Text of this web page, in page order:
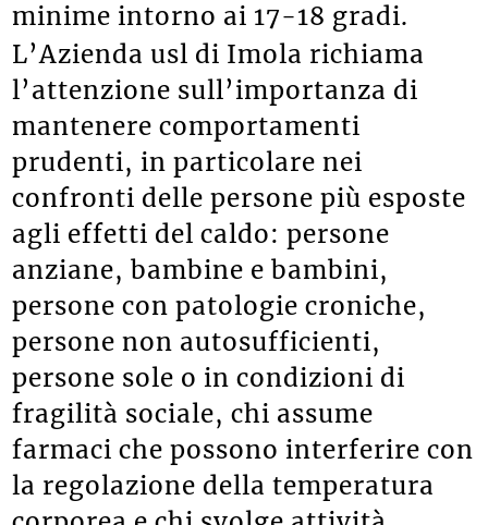
minime intorno ai 17-18 gradi.
L’Azienda usl di Imola richiama
l’attenzione sull’importanza di
mantenere comportamenti
prudenti, in particolare nei
confronti delle persone più esposte
agli effetti del caldo: persone
anziane, bambine e bambini,
persone con patologie croniche,
persone non autosufficienti,
persone sole o in condizioni di
fragilità sociale, chi assume
farmaci che possono interferire con
la regolazione della temperatura